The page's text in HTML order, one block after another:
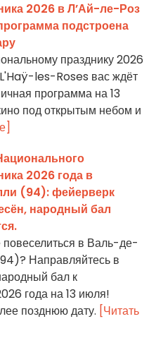
2026 в Л’Ай-ле-Роз
подстроена
празднику 2026
les-Roses вас ждёт
программа на 13
под открытым небом и
2026 года в
(94): фейерверк
народный бал
повеселиться в Валь-де-
Направляйтесь в
бал к
года на 13 июля!
позднюю дату. [Читать